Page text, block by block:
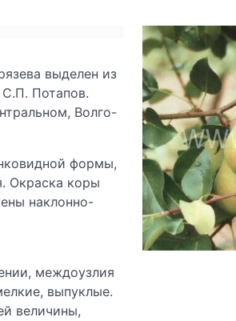
выделен из
Потапов.
Волго-
формы,
Окраска коры
наклонно-
междоузлия
выпуклые.
величины,